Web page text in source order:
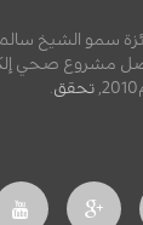
سمو الشيخ سالم
مشروع صحي
تحقق